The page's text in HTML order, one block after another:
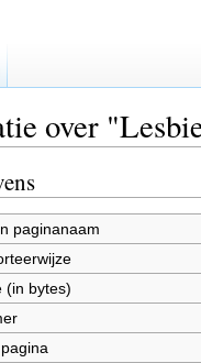
over
paginanaam
(in bytes)